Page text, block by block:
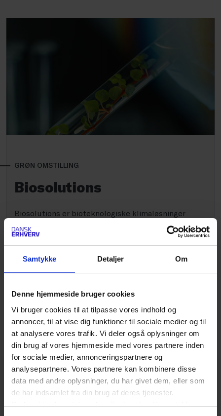
Samtykke Detaljer Om
Denne hjemmeside bruger cookies
Vi bruger cookies til at tilpasse vores indhold og
annoncer, til at vise dig funktioner til sociale medier og til
at analysere vores trafik. Vi deler også oplysninger om
din brug af vores hjemmeside med vores partnere inden
for sociale medier, annonceringspartnere og
analysepartnere. Vores partnere kan kombinere disse
data med andre oplysninger, du har givet dem, eller som
de har indsamlet fra din brug af deres tjenester.
Du kan til enhver tid ændre eller trække dit samtykke
GRØN OMSTILLING
Biosolutions
Biosolutions er bioteknologiske klimaløsninger
inden for bl.a. fødevarer, landbrug og materialer.
Verden har brug for nytænkning, og biosolutions
rummer potentialet til at blive det næste
vindmølleeventyr. Dansk Erhverv sætter
biosolutions på dagsordenen i Danmark, i EU og
LÆS MERE HER
Cirkulær Økonomi og Miljønetværk
Få faglige input, opbyg et netværk og få indflydelse
på Dansk Erhvervs miljø- og ressourcepolitik.